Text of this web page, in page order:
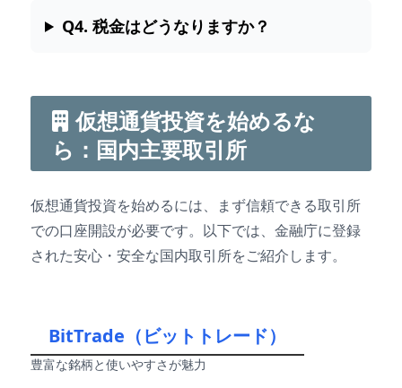
Q4. 税金はどうなりますか？
仮想通貨投資を始めるな
ら：国内主要取引所
仮想通貨投資を始めるには、まず信頼できる取引所
での口座開設が必要です。以下では、金融庁に登録
された安心・安全な国内取引所をご紹介します。
BitTrade（ビットトレード）
豊富な銘柄と使いやすさが魅力